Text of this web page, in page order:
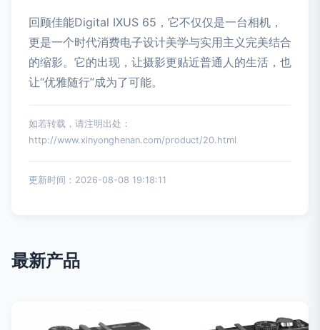
回顾佳能Digital IXUS 65，它不仅仅是一台相机，
更是一个时代消费电子设计美学与实用主义完美结合
的缩影。它的出现，让摄影更贴近普通人的生活，也
让“优雅随行”成为了可能。
如若转载，请注明出处：
http://www.xinyonghenan.com/product/20.html
更新时间：2026-08-08 19:18:11
最新产品